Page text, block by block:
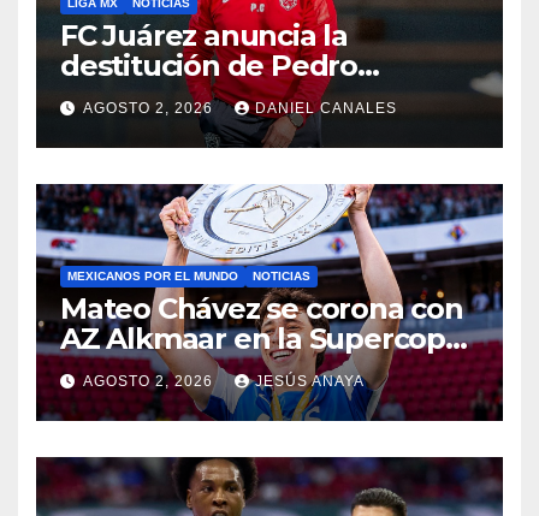
LIGA MX NOTICIAS
FC Juárez anuncia la
destitución de Pedro
Caixinha
AGOSTO 2, 2026 DANIEL CANALES
MEXICANOS POR EL MUNDO NOTICIAS
Mateo Chávez se corona con
AZ Alkmaar en la Supercopa
de Países Bajos
AGOSTO 2, 2026 JESÚS ANAYA